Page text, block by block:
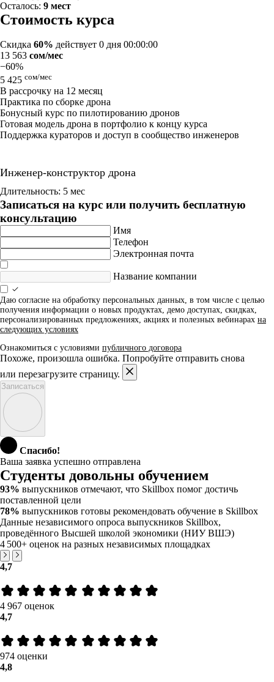
Осталось: 9 мест
Стоимость курса
Скидка 60% действует 0 дня 00:00:00
13 563 сом/мес
−60%
5 425 сом/мес
В рассрочку на 12 месяц
Практика по сборке дрона
Бонусный курс по пилотированию дронов
Готовая модель дрона в портфолио к концу курса
Поддержка кураторов и доступ в сообщество инженеров
Инженер-конструктор дрона
Длительность: 5 мес
Записаться на курс или получить бесплатную
консультацию
Имя
Телефон
Электронная почта
Название компании
Даю согласие на обработку персональных данных, в том числе с целью
получения информации о новых продуктах, демо доступах, скидках,
персонализированных предложениях, акциях и полезных вебинарах на
следующих условиях
Ознакомиться с условиями публичного договора
Похоже, произошла ошибка. Попробуйте отправить снова
или перезагрузите страницу.
Записаться
Спасибо!
Ваша заявка успешно отправлена
Студенты довольны обучением
93% выпускников отмечают, что Skillbox помог достичь
поставленной цели
78% выпускников готовы рекомендовать обучение в Skillbox
Данные независимого опроса выпускников Skillbox,
проведённого Высшей школой экономики (НИУ ВШЭ)
4 500+ оценок на разных независимых площадках
4,7
4 967 оценок
4,7
974 оценки
4,8